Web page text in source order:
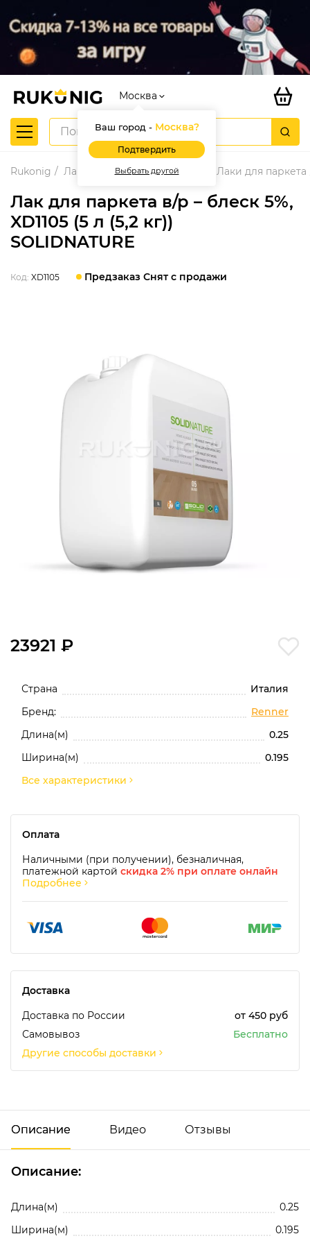
Москва
Ваш город - Москва?
Подтвердить
Выбрать другой
Rukonig Лакокрасочные материалы Лаки для паркета
Лак для паркета в/р – блеск 5%,
XD1105 (5 л (5,2 кг))
SOLIDNATURE
Код: XD1105 Предзаказ Снят с продажи
Страна
Италия
Бренд:
Renner
Длина(м)
0.25
Ширина(м)
0.195
Все характеристики
23921 ₽
Оплата
Наличными (при получении), безналичная,
платежной картой скидка 2% при оплате онлайн
Подробнее
Доставка
Доставка по России
от 450 руб
Самовывоз
Бесплатно
Другие способы доставки
Описание Видео Отзывы
Описание:
Длина(м)
0.25
Ширина(м)
0.195
Добавить отзыв